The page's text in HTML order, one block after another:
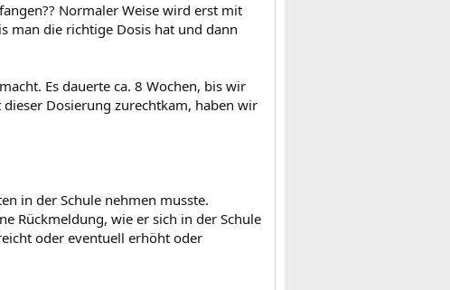
Normaler Weise wird erst mit
man die richtige Dosis hat und dann
Es dauerte ca. 8 Wochen, bis wir
Dosierung zurechtkam, haben wir
in der Schule nehmen musste.
Rückmeldung, wie er sich in der Schule
oder eventuell erhöht oder